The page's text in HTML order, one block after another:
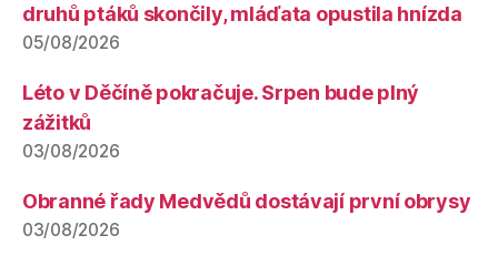
druhů ptáků skončily, mláďata opustila hnízda
05/08/2026
Léto v Děčíně pokračuje. Srpen bude plný
zážitků
03/08/2026
Obranné řady Medvědů dostávají první obrysy
03/08/2026